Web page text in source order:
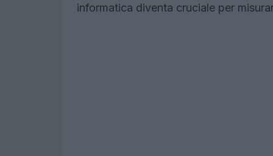
informatica diventa cruciale per